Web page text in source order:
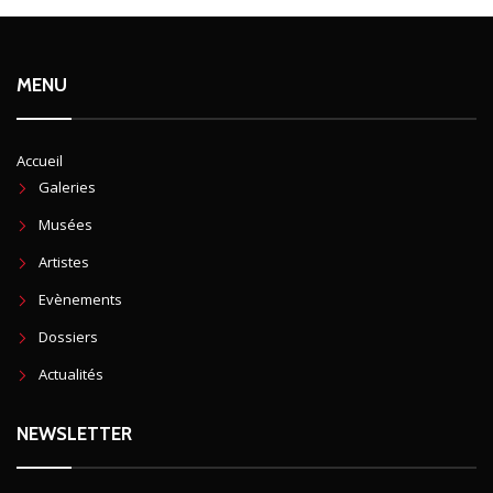
MENU
Accueil
Galeries
Musées
Artistes
Evènements
Dossiers
Actualités
NEWSLETTER